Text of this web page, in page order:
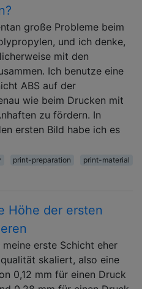
große Probleme beim
und ich denke,
mit den
Ich benutze eine
ABS auf der
wie beim Drucken mit
zu fördern. In
ersten Bild habe ich es
print-preparation print-material
Höhe der ersten
meine erste Schicht eher
skaliert, also eine
0,12 mm für einen Druck